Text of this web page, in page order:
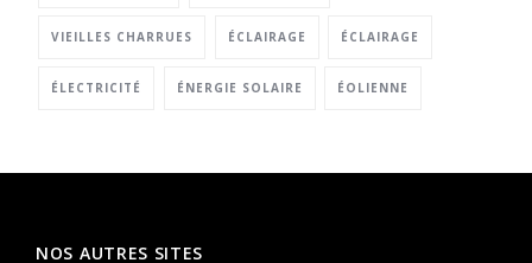
VIEILLES CHARRUES ÉCLAIRAGE ÉCLAIRAGE
ÉLECTRICITÉ ÉNERGIE SOLAIRE ÉOLIENNE
NOS AUTRES SITES